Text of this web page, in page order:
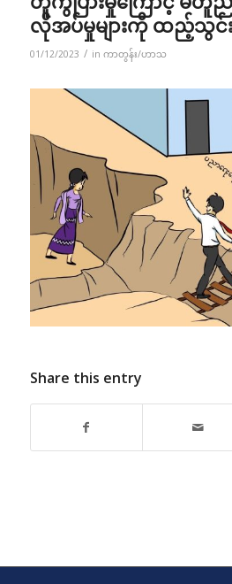
လိုအပ်မှုများကို ထည့်သွင်း
01/12/2023 / in ကာတွန်း/ဟာသ
Share this entry